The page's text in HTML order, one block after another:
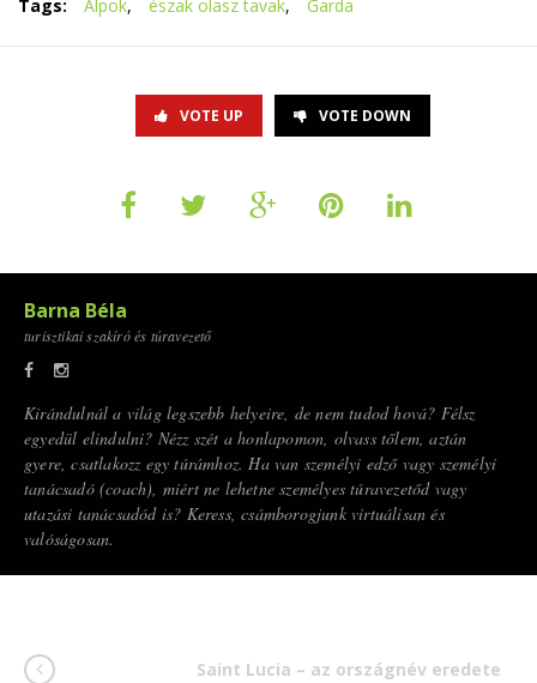
Tags: Alpok, észak olasz tavak, Garda
VOTE UP VOTE DOWN
Barna Béla
turisztikai szakíró és túravezető
Kirándulnál a világ legszebb helyeire, de nem tudod hová? Félsz
egyedül elindulni? Nézz szét a honlapomon, olvass tőlem, aztán
gyere, csatlakozz egy túrámhoz. Ha van személyi edző vagy személyi
tanácsadó (coach), miért ne lehetne személyes túravezetőd vagy
utazási tanácsadód is? Keress, csámborogjunk virtuálisan és
valóságosan.
Saint Lucia – az országnév eredete